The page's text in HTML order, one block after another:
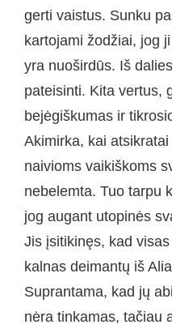
gerti vaistus. Sunku
kartojami žodžiai, jog
yra nuoširdūs. Iš
pateisinti. Kita vertus,
bejėgiškumas ir
Akimirka, kai
naivioms vaikiškoms
nebelemta. Tuo tarpu
jog augant utopinės
Jis įsitikinęs, kad
kalnas deimantų iš
Suprantama, kad jų
nėra tinkamas, tačiau